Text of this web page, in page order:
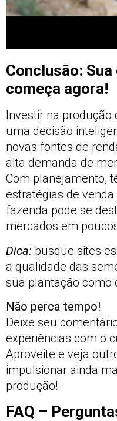
Conclusão:
começa agora!
Investir na produção
uma decisão
novas fontes de
alta demanda de
Com planejamento,
estratégias de
fazenda pode se
mercados em
Dica: busque sites
a qualidade das
sua plantação como
Não perca tempo!
Deixe seu
experiências com o
Aproveite e veja
impulsionar ainda
produção!
FAQ –